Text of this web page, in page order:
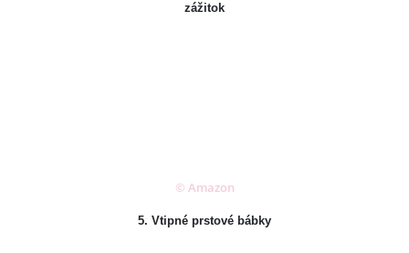
zážitok
© Amazon
5. Vtipné prstové bábky